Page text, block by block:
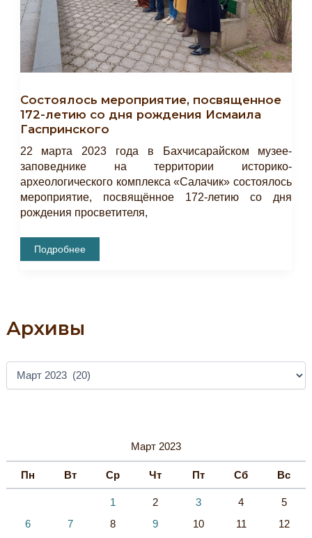
Архивы
Март 2023
Пн Вт Ср Чт Пт Сб Вс
1 2 3 4
5
6
7 8 9 10 11
12
Состоялось мероприятие, посвященное
172-летию со дня рождения Исмаила
Гаспринского
22 марта 2023 года в Бахчисарайском музее-
заповеднике на территории историко-
археологического комплекса «Салачик» состоялось
мероприятие, посвящённое 172-летию со дня
рождения просветителя,
Состоялось
Мероприятие,
Исмаила
Гаспринского
Подробнее